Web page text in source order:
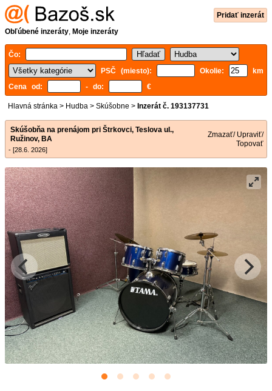
Pridať inzerát
Obľúbené inzeráty, Moje inzeráty
Čo:
PSČ (miesto):
Okolie:
km
Cena od:
- do: €
Hlavná stránka > Hudba > Skúšobne > Inzerát č. 193137731
Skúšobňa na prenájom pri Štrkovci, Teslova ul.,
Ružinov, BA
- [28.6. 2026]
Zmazať/ Upraviť/
Topovať